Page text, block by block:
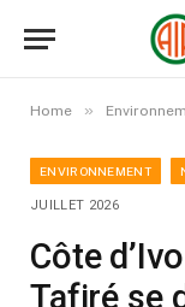
Home »
ENVIRONNEMENT
JUILLET 2026
Côte
Tafiré se